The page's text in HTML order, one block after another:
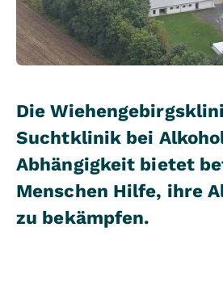
Die
Suchtklinik bei
Abhängigkeit bietet
Menschen Hilfe, ihre
zu bekämpfen.